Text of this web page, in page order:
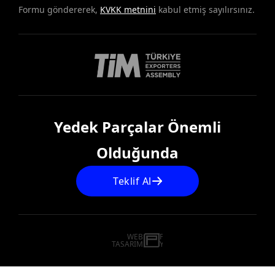
Formu göndererek, KVKK metnini kabul etmiş sayılırsınız.
Yedek Parçalar Önemli
Olduğunda
Teklif Al
WEB
TASARIM
İSTANBUL WEB TASARIM AJANSI - PENTA